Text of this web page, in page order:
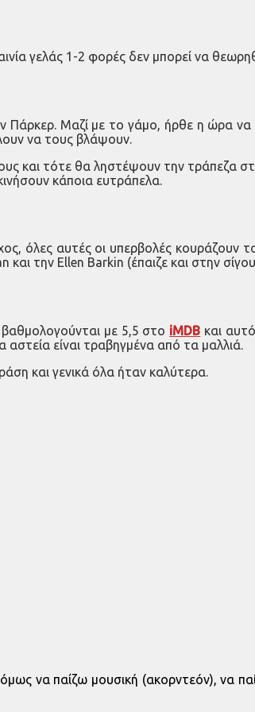
γελάς 1-2 φορές δεν μπορεί να
Πάρκερ. Μαζί με το γάμο, ήρθε η ώρα να
να τους βλάψουν.
και τότε θα ληστέψουν την τράπεζα
κάποια ευτράπελα.
όλες αυτές οι υπερβολές κουράζουν
την Ellen Barkin (έπαιζε και στην
βαθμολογούνται με 5,5 στο iMDB και
αστεία είναι τραβηγμένα από τα μαλλιά.
και γενικά όλα ήταν καλύτερα.
να παίζω μουσική (ακορντεόν), να